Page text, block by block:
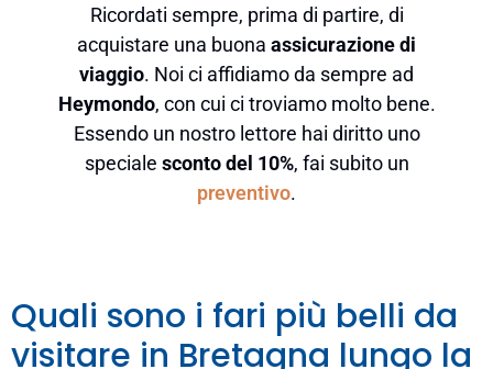
Ricordati sempre, prima di partire, di
acquistare una buona assicurazione di
viaggio. Noi ci affidiamo da sempre ad
Heymondo, con cui ci troviamo molto bene.
Essendo un nostro lettore hai diritto uno
speciale sconto del 10%, fai subito un
preventivo.
Quali sono i fari più belli da
visitare in Bretagna lungo la